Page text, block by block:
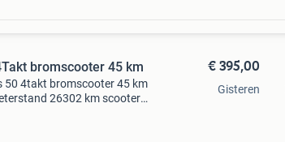
bromscooter 45 km
50 4takt bromscooter 45 km
26302 km scooter
€ 395,00
Gisteren